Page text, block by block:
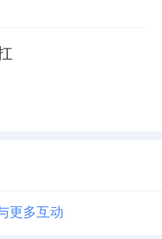
更多互动